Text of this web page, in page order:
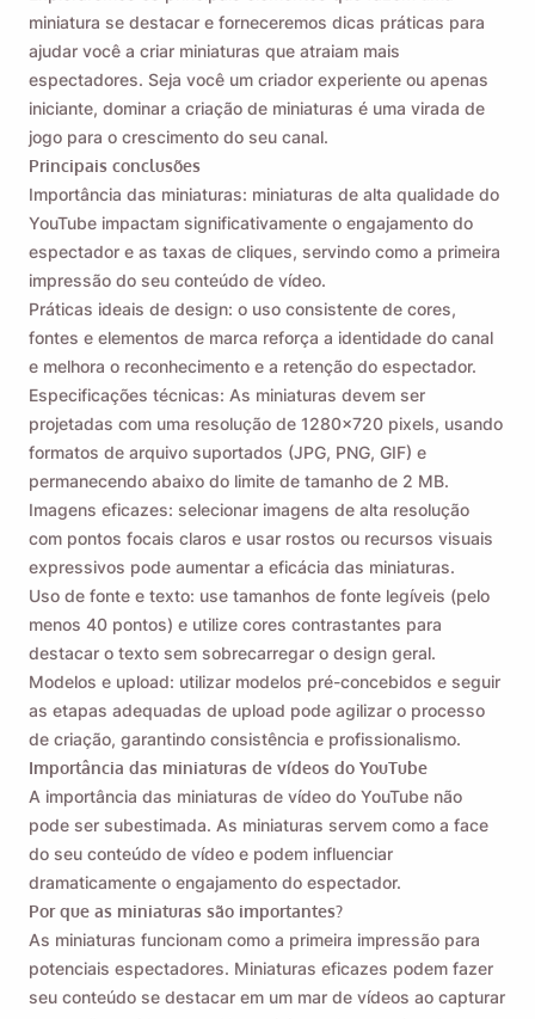
miniatura se destacar e forneceremos dicas práticas para
ajudar você a criar miniaturas que atraiam mais
espectadores. Seja você um criador experiente ou apenas
iniciante, dominar a criação de miniaturas é uma virada de
jogo para o crescimento do seu canal.
Principais conclusões
Importância das miniaturas: miniaturas de alta qualidade do
YouTube impactam significativamente o engajamento do
espectador e as taxas de cliques, servindo como a primeira
impressão do seu conteúdo de vídeo.
Práticas ideais de design: o uso consistente de cores,
fontes e elementos de marca reforça a identidade do canal
e melhora o reconhecimento e a retenção do espectador.
Especificações técnicas: As miniaturas devem ser
projetadas com uma resolução de 1280x720 pixels, usando
formatos de arquivo suportados (JPG, PNG, GIF) e
permanecendo abaixo do limite de tamanho de 2 MB.
Imagens eficazes: selecionar imagens de alta resolução
com pontos focais claros e usar rostos ou recursos visuais
expressivos pode aumentar a eficácia das miniaturas.
Uso de fonte e texto: use tamanhos de fonte legíveis (pelo
menos 40 pontos) e utilize cores contrastantes para
destacar o texto sem sobrecarregar o design geral.
Modelos e upload: utilizar modelos pré-concebidos e seguir
as etapas adequadas de upload pode agilizar o processo
de criação, garantindo consistência e profissionalismo.
Importância das miniaturas de vídeos do YouTube
A importância das miniaturas de vídeo do YouTube não
pode ser subestimada. As miniaturas servem como a face
do seu conteúdo de vídeo e podem influenciar
dramaticamente o engajamento do espectador.
Por que as miniaturas são importantes?
As miniaturas funcionam como a primeira impressão para
potenciais espectadores. Miniaturas eficazes podem fazer
seu conteúdo se destacar em um mar de vídeos ao capturar